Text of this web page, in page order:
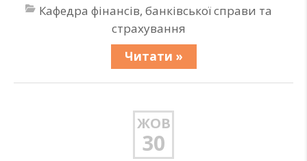
Кафедра фінансів, банківської справи та
страхування
Читати »
ЖОВ
30